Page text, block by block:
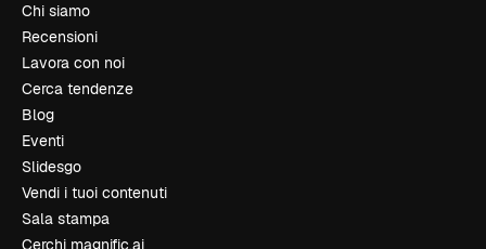
Chi siamo
Recensioni
Lavora con noi
Cerca tendenze
Blog
Eventi
Slidesgo
Vendi i tuoi contenuti
Sala stampa
Cerchi magnific.ai